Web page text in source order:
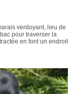
verdoyant, lieu de
pour traverser la
en font un endroit